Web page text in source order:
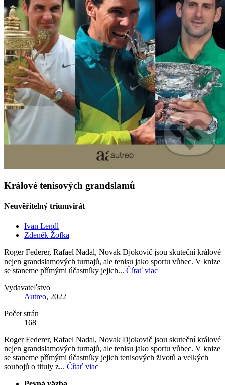
Králové tenisových grandslamů
Neuvěřitelný triumvirát
Ivan Lendl
Zdeněk Žofka
Roger Federer, Rafael Nadal, Novak Djokovič jsou skuteční králové
nejen grandslamových turnajů, ale tenisu jako sportu vůbec. V knize
se staneme přímými účastníky jejich... Čítať viac
Vydavateľstvo
Autreo, 2022
Počet strán
168
Roger Federer, Rafael Nadal, Novak Djokovič jsou skuteční králové
nejen grandslamových turnajů, ale tenisu jako sportu vůbec. V knize
se staneme přímými účastníky jejich tenisových životů a velkých
soubojů o tituly z... Čítať viac